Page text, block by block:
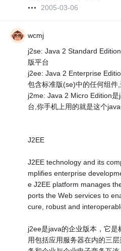
2005-03-06
wcmj
j2se: Java 2 Standard
版平台
j2ee: Java 2 Enterprise
包含标准版(se)中的任何组件
j2me: Java 2 Micro Edition
台,你手机上用的就是这个
J2EE
J2EE technology and its
mplifies enterprise
e J2EE platform manages
ports the Web services to
cure, robust and
j2ee是java的企业版本，它
用包括应用服务器在内的三